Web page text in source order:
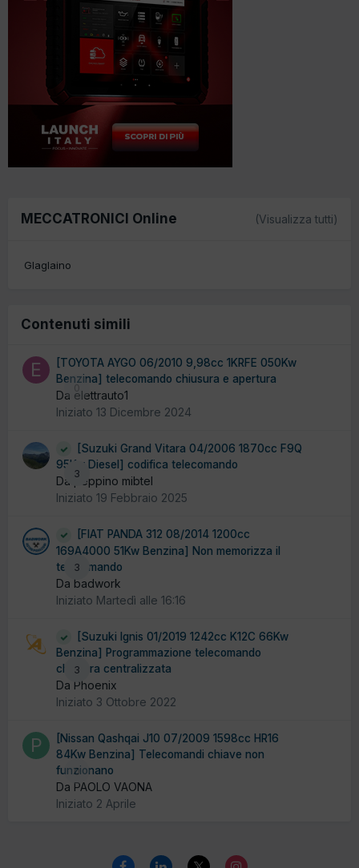
MECCATRONICI Online (Visualizza tutti)
Glaglaino
Contenuti simili
0
[TOYOTA AYGO 06/2010 9,98cc 1KRFE 050Kw
Benzina] telecomando chiusura e apertura
Da elettrauto1
Iniziato 13 Dicembre 2024
3
[Suzuki Grand Vitara 04/2006 1870cc F9Q
95Kw Diesel] codifica telecomando
Da peppino mibtel
Iniziato 19 Febbraio 2025
3
[FIAT PANDA 312 08/2014 1200cc
169A4000 51Kw Benzina] Non memorizza il
telecomando
Da badwork
Iniziato Martedì alle 16:16
3
[Suzuki Ignis 01/2019 1242cc K12C 66Kw
Benzina] Programmazione telecomando
chiusura centralizzata
Da Phoenix
Iniziato 3 Ottobre 2022
0
[Nissan Qashqai J10 07/2009 1598cc HR16
84Kw Benzina] Telecomandi chiave non
funzionano
Da PAOLO VAONA
Iniziato 2 Aprile